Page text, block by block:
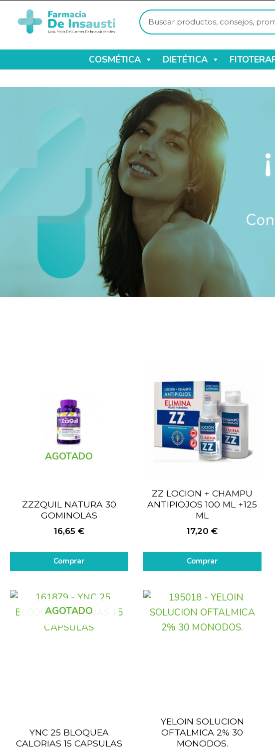
COSMÉTICA DIETÉTICA
AGOTADO
ZZZQUIL NATURA 30
GOMINOLAS
16,65 €
Comprar
ZZ LOCION + CHAMPU
ANTIPIOJOS 100 ML +125
ML
17,20€
Comprar
AGOTADO
YNC 25 BLOQUEA
CALORIAS 15 CAPSULAS
YELOIN SOLUCION
OFTALMICA 2% 30
MONODOS.